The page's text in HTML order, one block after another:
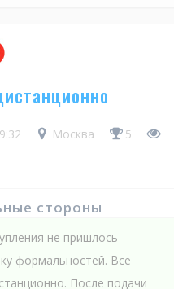
Москва
5
стороны
не пришлось
формальностей. Все
После подачи